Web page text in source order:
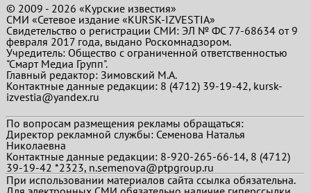
© 2009 - 2026 «Курские известия»
СМИ «Сетевое издание «KURSK-IZVESTIA»
Свидетельство о регистрации СМИ: ЭЛ № ФС 77-68634 от 9
февраля 2017 года, выдано Роскомнадзором.
Учредитель: Общество с ограниченной ответственностью
"Смарт Медиа Групп".
Главный редактор:Зимовский М.А.
Контактные данные редакции: 8 (4712) 39-19-42, kursk-
izvestia@yandex.ru
По вопросам размещения рекламы обращаться:
Директор рекламной службы: Семенова Наталья
Николаевна
Контактные данные редакции: 8-920-265-66-14, 8 (4712)
39-19-42 *2323, n.semenova@ptpgroup.ru
При использовании материалов сайта ссылка обязательна.